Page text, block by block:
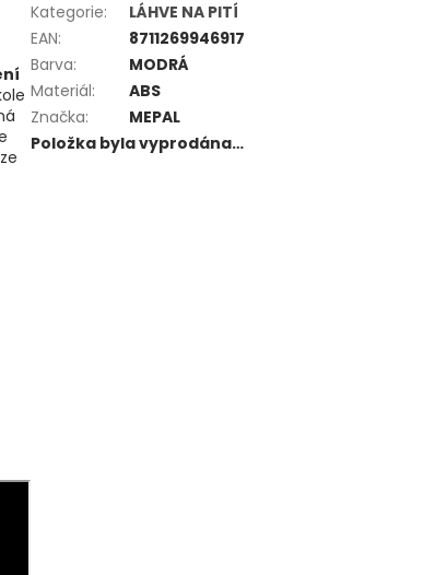
Kategorie:
LÁHVE NA PITÍ
EAN:
8711269946917
Barva:
MODRÁ
Materiál:
ABS
Značka:
MEPAL
Položka byla vyprodána…